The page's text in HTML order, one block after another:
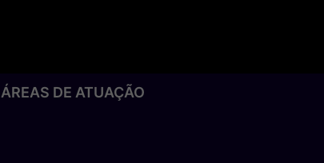
ÁREAS DE ATUAÇÃO